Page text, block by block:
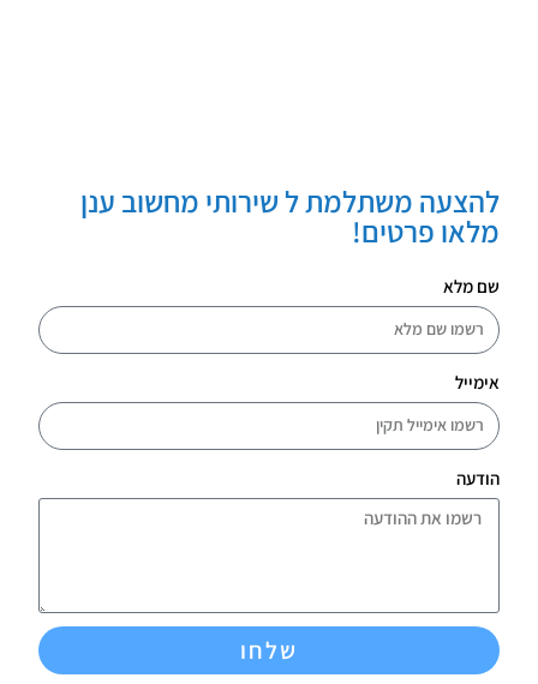
להצעה משתלמת ל שירותי מחשוב ענן
מלאו פרטים!
שם מלא
אימייל
הודעה
שלחו